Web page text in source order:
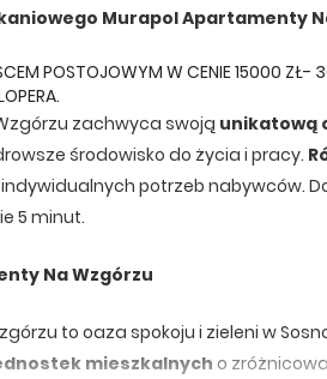
Murapol Apartamenty
POSTOJOWYM W CENIE 15000
zachwyca swoją unikatową
środowisko do życia i pracy.
potrzeb nabywców.
5 minut.
Na Wzgórzu
to oaza spokoju i zieleni w
mieszkalnych o